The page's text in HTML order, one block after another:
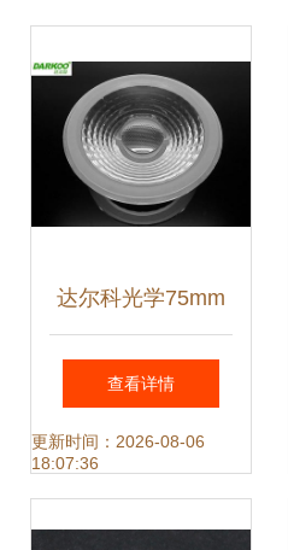
达尔科光学75mm
隆达COB透镜 精准
光学的核心元件
查看详情
更新时间：2026-08-06
18:07:36